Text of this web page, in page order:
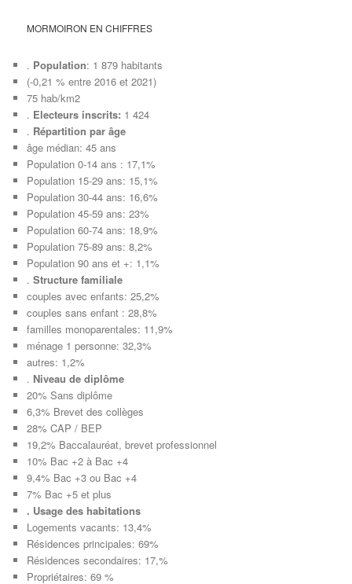
MORMOIRON EN CHIFFRES
. Population: 1 879 habitants
(-0,21 % entre 2016 et 2021)
75 hab/km2
. Electeurs inscrits: 1 424
. Répartition par âge
âge médian: 45 ans
Population 0-14 ans : 17,1%
Population 15-29 ans: 15,1%
Population 30-44 ans: 16,6%
Population 45-59 ans: 23%
Population 60-74 ans: 18,9%
Population 75-89 ans: 8,2%
Population 90 ans et +: 1,1%
.Structure familiale
couples avec enfants: 25,2%
couples sans enfant : 28,8%
familles monoparentales: 11,9%
ménage 1 personne: 32,3%
autres: 1,2%
. Niveau de diplôme
20% Sans diplôme
6,3% Brevet des collèges
28% CAP / BEP
19,2% Baccalauréat, brevet professionnel
10% Bac +2 à Bac +4
9,4% Bac +3 ou Bac +4
7% Bac +5 et plus
. Usage des habitations
Logements vacants: 13,4%
Résidences principales: 69%
Résidences secondaires: 17,%
Propriétaires: 69 %